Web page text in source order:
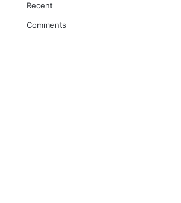
Recent
Comments